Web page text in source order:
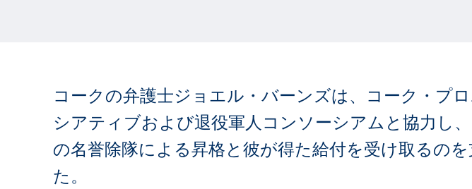
コークの弁護士ジョエル・バーンズは、コーク・プ
シアティブおよび退役軍人コンソーシアムと協力し
の名誉除隊による昇格と彼が得た給付を受け取るの
た。